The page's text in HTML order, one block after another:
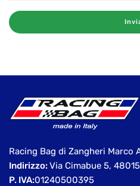
Racing Bag di Zangheri Marco
Indirizzo:Via Cimabue 5,
P. IVA:01240500395